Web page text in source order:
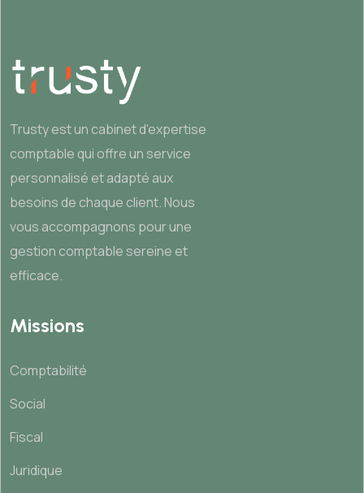
Trusty est un cabinet d'expertise
comptable qui offre un service
personnalisé et adapté aux
besoins de chaque client. Nous
vous accompagnons pour une
gestion comptable sereine et
efficace.
Missions
Comptabilité
Social
Fiscal
Juridique